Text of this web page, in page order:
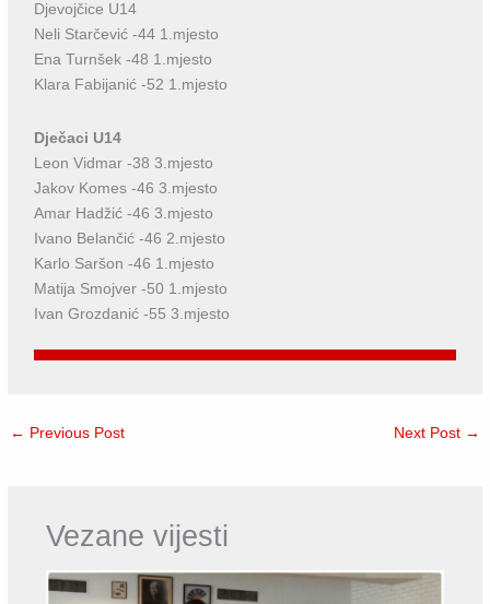
Djevojčice U14
Neli Starčević -44 1.mjesto
Ena Turnšek -48 1.mjesto
Klara Fabijanić -52 1.mjesto
Dječaci U14
Leon Vidmar -38 3.mjesto
Jakov Komes -46 3.mjesto
Amar Hadžić -46 3.mjesto
Ivano Belančić -46 2.mjesto
Karlo Saršon -46 1.mjesto
Matija Smojver -50 1.mjesto
Ivan Grozdanić -55 3.mjesto
← Previous Post Next Post →
Vezane vijesti